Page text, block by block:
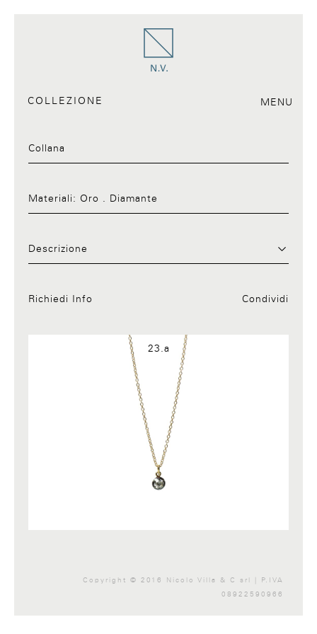
MENU
COLLEZIONE
Collana
Materiali: Oro . Diamante
Descrizione
Richiedi Info Condividi
23.a
Copyright © 2016 Nicolo Villa & C srl | P.IVA
08922590966